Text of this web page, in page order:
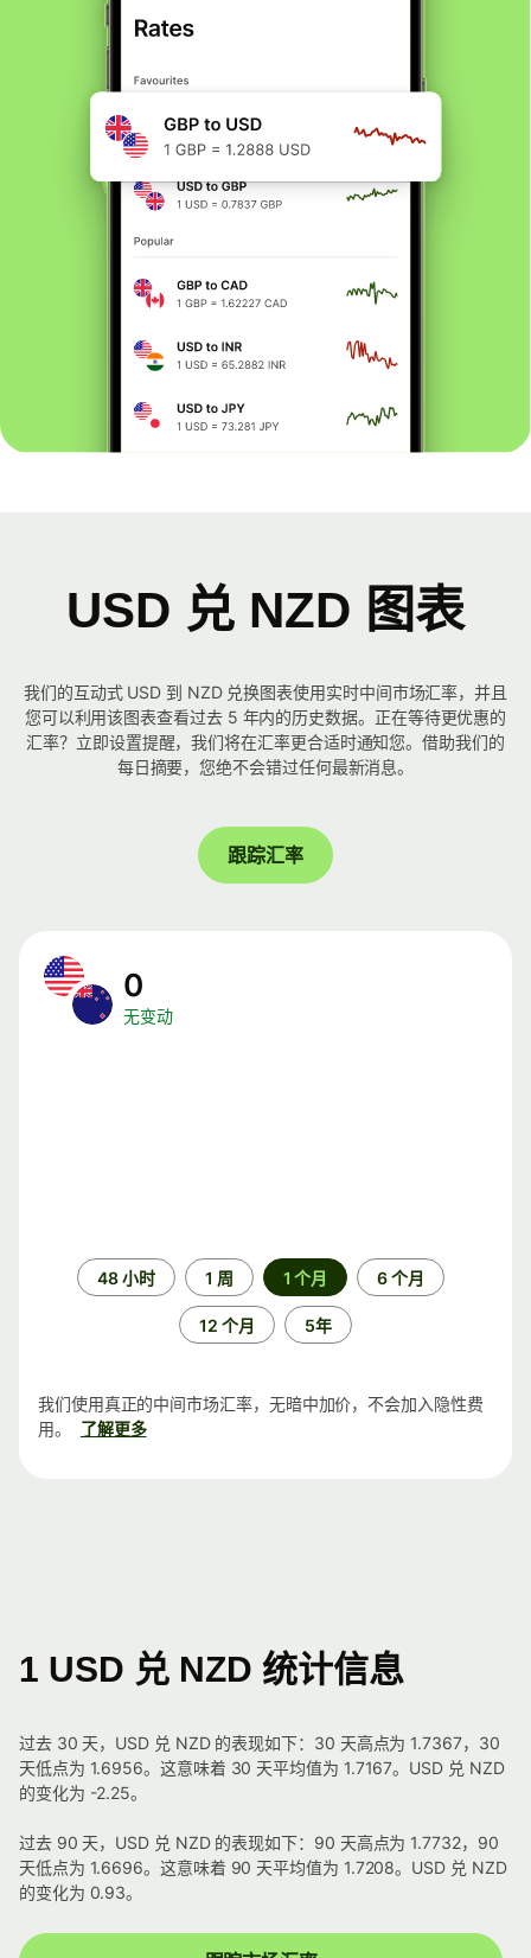
USD 兑 NZD 图表
我们的互动式 USD 到 NZD 兑换图表使用实时中间市场汇率，并且
您可以利用该图表查看过去 5 年内的历史数据。正在等待更优惠的
汇率？立即设置提醒，我们将在汇率更合适时通知您。借助我们的
每日摘要，您绝不会错过任何最新消息。
跟踪汇率
0
无变动
48 小时 1 周 1 个月 6 个月
12 个月 5年
我们使用真正的中间市场汇率，无暗中加价，不会加入隐性费
用。
了解更多
1 USD 兑 NZD 统计信息
过去 30 天，USD 兑 NZD 的表现如下：30 天高点为 1.7367，30
天低点为 1.6956。这意味着 30 天平均值为 1.7167。USD 兑 NZD
的变化为 -2.25。
过去 90 天，USD 兑 NZD 的表现如下：90 天高点为 1.7732，90
天低点为 1.6696。这意味着 90 天平均值为 1.7208。USD 兑 NZD
的变化为 0.93。